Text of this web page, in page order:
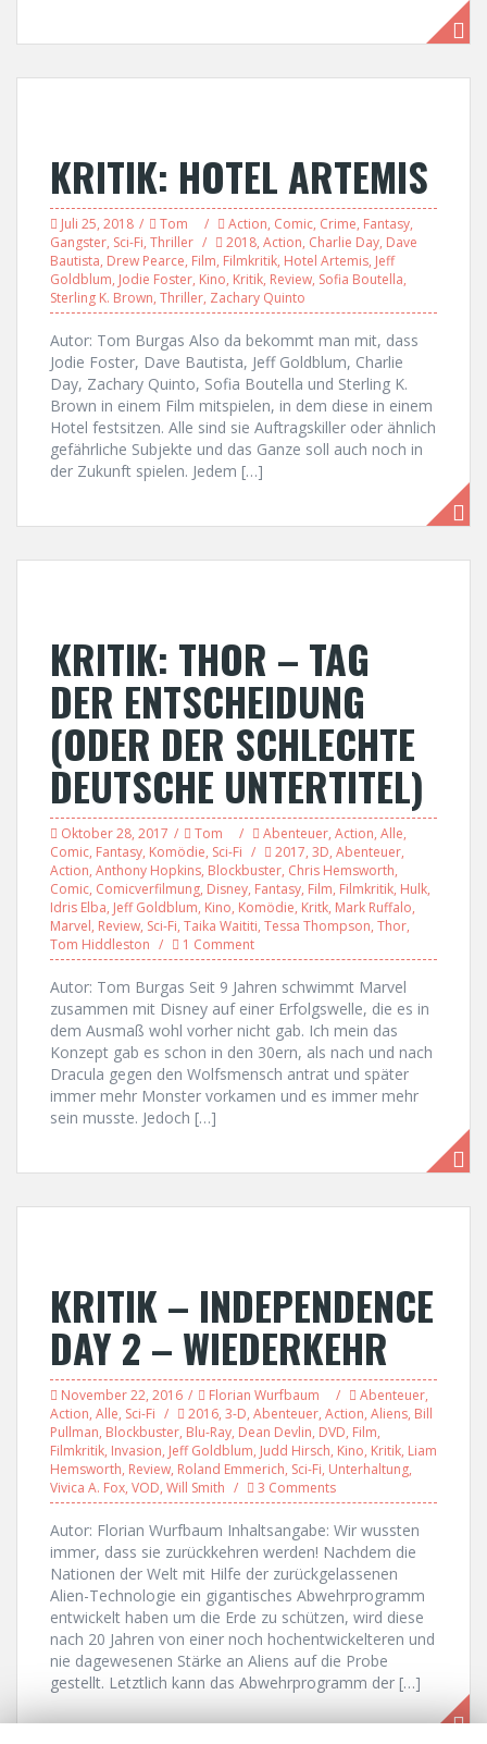
KRITIK: HOTEL ARTEMIS
Juli 25, 2018 Tom Action, Comic, Crime, Fantasy,
Gangster, Sci-Fi, Thriller 2018, Action, Charlie Day, Dave
Bautista, Drew Pearce, Film, Filmkritik, Hotel Artemis, Jeff
Goldblum, Jodie Foster, Kino, Kritik, Review, Sofia Boutella,
Sterling K. Brown, Thriller, Zachary Quinto
Autor: Tom Burgas Also da bekommt man mit, dass
Jodie Foster, Dave Bautista, Jeff Goldblum, Charlie
Day, Zachary Quinto, Sofia Boutella und Sterling K.
Brown in einem Film mitspielen, in dem diese in einem
Hotel festsitzen. Alle sind sie Auftragskiller oder ähnlich
gefährliche Subjekte und das Ganze soll auch noch in
der Zukunft spielen. Jedem […]
KRITIK: THOR – TAG
DER ENTSCHEIDUNG
(ODER DER SCHLECHTE
DEUTSCHE UNTERTITEL)
Oktober 28, 2017 Tom Abenteuer, Action, Alle,
Comic, Fantasy, Komödie, Sci-Fi 2017, 3D, Abenteuer,
Action, Anthony Hopkins, Blockbuster, Chris Hemsworth,
Comic, Comicverfilmung, Disney, Fantasy, Film, Filmkritik, Hulk,
Idris Elba, Jeff Goldblum, Kino, Komödie, Kritk, Mark Ruffalo,
Marvel, Review, Sci-Fi, Taika Waititi, Tessa Thompson, Thor,
Tom Hiddleston
1 Comment
Autor: Tom Burgas Seit 9 Jahren schwimmt Marvel
zusammen mit Disney auf einer Erfolgswelle, die es in
dem Ausmaß wohl vorher nicht gab. Ich mein das
Konzept gab es schon in den 30ern, als nach und nach
Dracula gegen den Wolfsmensch antrat und später
immer mehr Monster vorkamen und es immer mehr
sein musste. Jedoch […]
KRITIK – INDEPENDENCE
DAY 2 – WIEDERKEHR
November 22, 2016 Florian Wurfbaum Abenteuer,
Action, Alle, Sci-Fi 2016, 3-D, Abenteuer, Action, Aliens, Bill
Pullman, Blockbuster, Blu-Ray, Dean Devlin, DVD, Film,
Filmkritik, Invasion, Jeff Goldblum, Judd Hirsch, Kino, Kritik, Liam
Hemsworth, Review, Roland Emmerich, Sci-Fi, Unterhaltung,
Vivica A. Fox, VOD, Will Smith 3 Comments
Autor: Florian Wurfbaum Inhaltsangabe: Wir wussten
immer, dass sie zurückkehren werden! Nachdem die
Nationen der Welt mit Hilfe der zurückgelassenen
Alien-Technologie ein gigantisches Abwehrprogramm
entwickelt haben um die Erde zu schützen, wird diese
nach 20 Jahren von einer noch hochentwickelteren und
nie dagewesenen Stärke an Aliens auf die Probe
gestellt. Letztlich kann das Abwehrprogramm der […]